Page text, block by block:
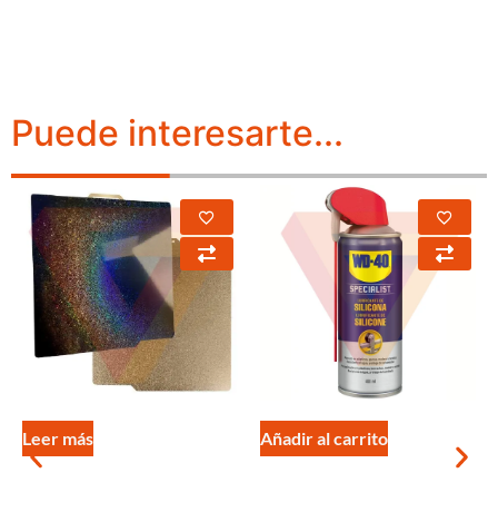
Puede interesarte...
Leer más Añadir al carrito